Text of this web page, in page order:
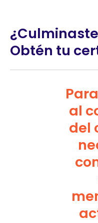
Obtén tu
al
del